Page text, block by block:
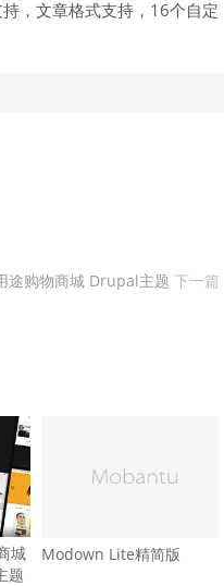
，文章格式支持，16个自定
途购物商城 Drupal主题 下一篇
城
题
Modown Lite精简版